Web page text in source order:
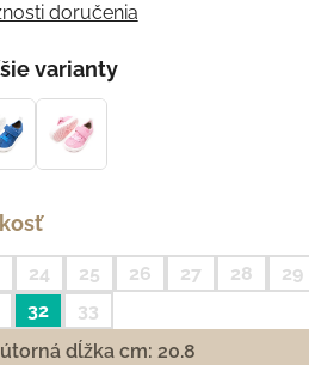
doručenia
varianty
24 25 26 27 28 29
32
33
dĺžka cm: 20.8